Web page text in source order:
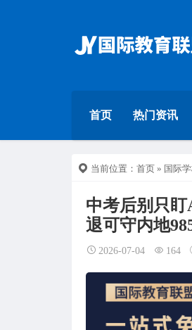
首页 热门资讯
当前位置： 首页 » 国际
中考后别只盯
退可守内地
2026-07-04 164